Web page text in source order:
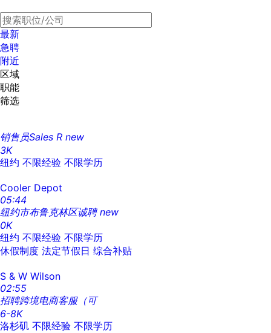
最新
急聘
附近
区域
职能
筛选
销售员Sales R new
3K
纽约 不限经验 不限学历
Cooler Depot
05:44
纽约市布鲁克林区诚聘 new
0K
纽约 不限经验 不限学历
休假制度 法定节假日 综合补贴
S & W Wilson
02:55
招聘跨境电商客服（可
6-8K
洛杉矶 不限经验 不限学历